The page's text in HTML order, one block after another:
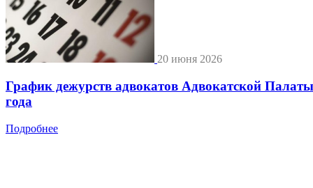
20 июня 2026
График дежурств адвокатов Адвокатской
года
Подробнее